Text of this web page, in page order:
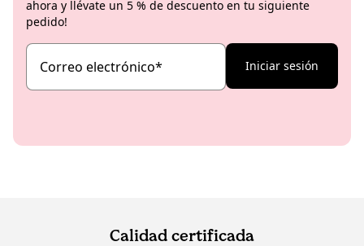
ahora y llévate un 5 % de descuento en tu siguiente
pedido!
Correo electrónico* Iniciar sesión
Calidad certificada